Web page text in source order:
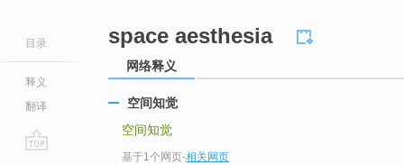
目录
释义
翻译
space aesthesia
网络释义
空间知觉
空间知觉
基于1个网页-相关网页